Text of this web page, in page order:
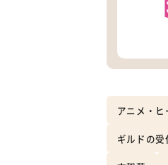
アニメ・ヒ
ギルドの